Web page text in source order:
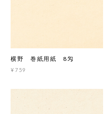
横野 巻紙用紙 8匁
¥759